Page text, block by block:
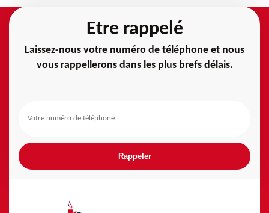
Etre rappelé
Laissez-nous votre numéro de téléphone et nous
vous rappellerons dans les plus brefs délais.